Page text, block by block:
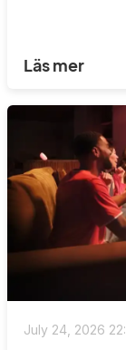
Läs mer
July 24, 2026